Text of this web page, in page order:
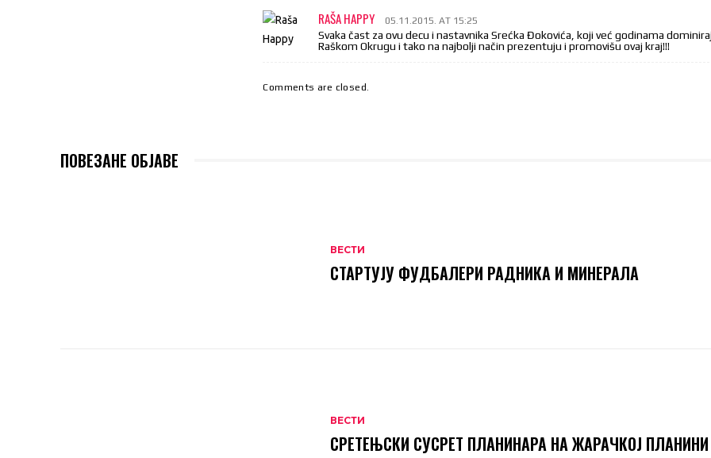
RAŠA HAPPY 05.11.2015. AT 15:25
Svaka čast za ovu decu i nastavnika Srećka Đokovića, koji već godinama
Raškom Okrugu i tako na najbolji način prezentuju i promovišu ovaj kraj!!!
Comments are closed.
ПОВЕЗАНЕ ОБЈАВЕ
ВЕСТИ
СТАРТУЈУ ФУДБАЛЕРИ РАДНИКА И МИНЕРАЛА
ВЕСТИ
СРЕТЕЊСКИ СУСРЕТ ПЛАНИНАРА НА ЖАРАЧКОЈ ПЛАНИНИ